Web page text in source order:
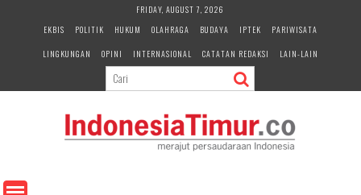
e
FRIDAY, AUGUST 7, 2026
EKBIS
POLITIK HUKUM OLAHRAGA BUDAYA IPTEK
PARIWISATA
LINGKUNGAN
OPINI INTERNASIONAL CATATAN REDAKSI LAIN-LAIN